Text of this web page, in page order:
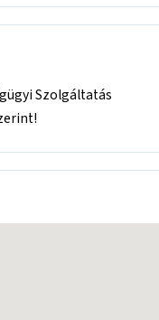
Szolgáltatás